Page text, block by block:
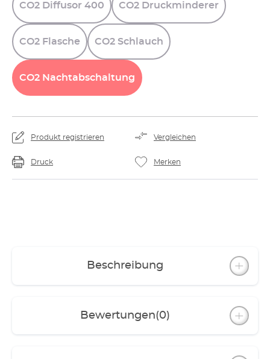
CO2 Diffusor 400 CO2 Druckminderer
CO2 Flasche CO2 Schlauch
CO2 Nachtabschaltung
Produkt registrieren Vergleichen
Druck Merken
Beschreibung
Bewertungen(0)